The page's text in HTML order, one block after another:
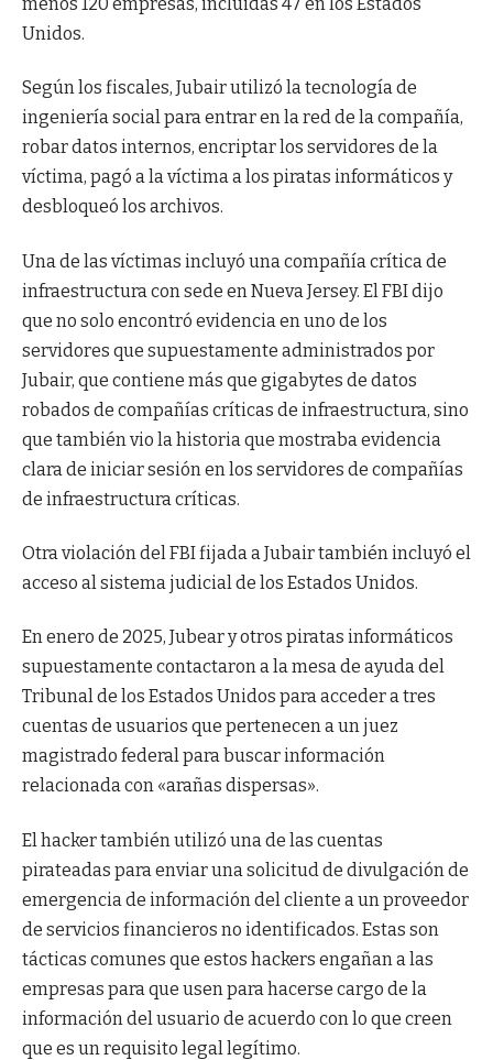
Unidos.
Según los fiscales, Jubair utilizó la tecnología de
ingeniería social para entrar en la red de la compañía,
robar datos internos, encriptar los servidores de la
víctima, pagó a la víctima a los piratas informáticos y
desbloqueó los archivos.
Una de las víctimas incluyó una compañía crítica de
infraestructura con sede en Nueva Jersey. El FBI dijo
que no solo encontró evidencia en uno de los
servidores que supuestamente administrados por
Jubair, que contiene más que gigabytes de datos
robados de compañías críticas de infraestructura, sino
que también vio la historia que mostraba evidencia
clara de iniciar sesión en los servidores de compañías
de infraestructura críticas.
Otra violación del FBI fijada a Jubair también incluyó el
acceso al sistema judicial de los Estados Unidos.
En enero de 2025, Jubear y otros piratas informáticos
supuestamente contactaron a la mesa de ayuda del
Tribunal de los Estados Unidos para acceder a tres
cuentas de usuarios que pertenecen a un juez
magistrado federal para buscar información
relacionada con «arañas dispersas».
El hacker también utilizó una de las cuentas
pirateadas para enviar una solicitud de divulgación de
emergencia de información del cliente a un proveedor
de servicios financieros no identificados. Estas son
tácticas comunes que estos hackers engañan a las
empresas para que usen para hacerse cargo de la
información del usuario de acuerdo con lo que creen
que es un requisito legal legítimo.